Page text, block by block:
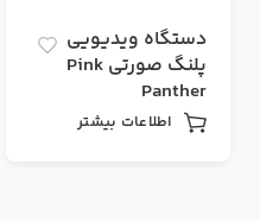
دستگاه ویدیویی
پلنگ صورتی Pink
Panther
اطلاعات بیشتر